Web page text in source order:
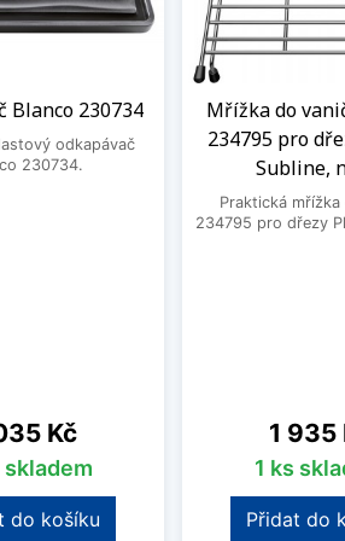
Blanco 230734
odkapávač
230734.
Kč
skladem
do košíku
Mřížka do
234795 pro
Subline,
Praktická
234795 pro dřezy
Cena
1 935
1 ks
Přidat do